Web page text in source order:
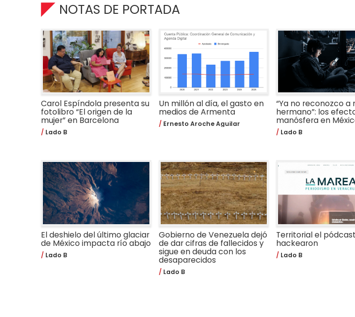
NOTAS DE PORTADA
Carol Espíndola presenta su
fotolibro “El origen de la
mujer” en Barcelona
Lado B
Un millón al día, el gasto en
medios de Armenta
Ernesto Aroche Aguilar
“Ya no reconozco a
hermano”: los
manósfera en
Lado B
El deshielo del último glaciar
de México impacta río abajo
Lado B
Gobierno de Venezuela dejó
de dar cifras de fallecidos y
sigue en deuda con los
desaparecidos
Lado B
Territorial el
hackearon
Lado B